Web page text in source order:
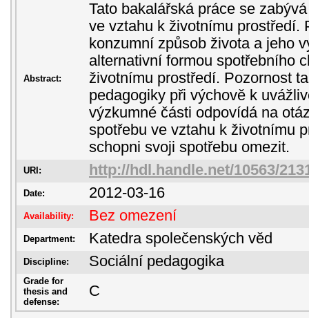
Abstract:
Tato bakalářská práce se
ve vztahu k životnímu prostředí.
konzumní způsob života a jeho
alternativní formou spotřebního
životnímu prostředí. Pozornost
pedagogiky při výchově k
výzkumné části odpovídá na
spotřebu ve vztahu k životnímu
schopni svoji spotřebu omezit.
URI: http://hdl.handle.net/10563/
Date: 2012-03-16
Availability: Bez omezení
Department: Katedra společenských věd
Discipline: Sociální pedagogika
Grade for
thesis and
defense:
C